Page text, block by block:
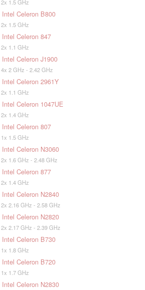
2x 1.5 GHz
Intel Celeron B800
2x 1.5 GHz
Intel Celeron 847
2x 1.1 GHz
Intel Celeron J1900
4x 2 GHz - 2.42 GHz
Intel Celeron 2961Y
2x 1.1 GHz
Intel Celeron 1047UE
2x 1.4 GHz
Intel Celeron 807
1x 1.5 GHz
Intel Celeron N3060
2x 1.6 GHz - 2.48 GHz
Intel Celeron 877
2x 1.4 GHz
Intel Celeron N2840
2x 2.16 GHz - 2.58 GHz
Intel Celeron N2820
2x 2.17 GHz - 2.39 GHz
Intel Celeron B730
1x 1.8 GHz
Intel Celeron B720
1x 1.7 GHz
Intel Celeron N2830